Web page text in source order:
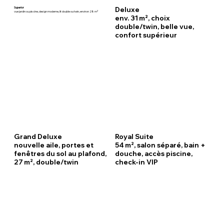
Superior
vue jardin ou piscine, design moderne, lit double ou twin, environ 28 m²
Deluxe
env. 31 m², choix
double/twin, belle vue,
confort supérieur
Grand Deluxe
nouvelle aile, portes et
fenêtres du sol au plafond,
27 m², double/twin
Royal Suite
54 m², salon séparé, bain +
douche, accès piscine,
check‑in VIP